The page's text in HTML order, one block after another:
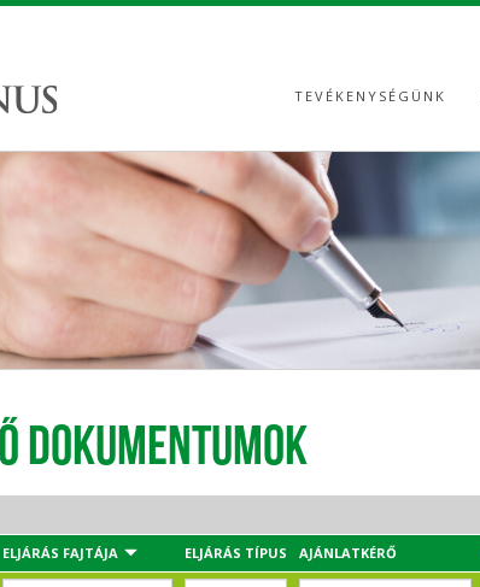
TEVÉKENYSÉGÜNK
DOKUMENTUMOK
ELJÁRÁS FAJTÁJA ELJÁRÁS TÍPUS AJÁNLATKÉRŐ